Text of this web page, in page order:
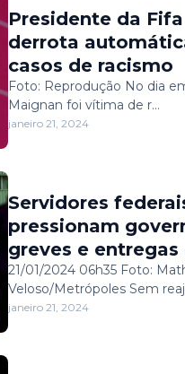
Presidente da
derrota
casos de racismo
Foto: Reprodução No dia
Maignan foi vítima de r…
janeiro 21, 2024
Servidores
pressionam
greves e entregas
21/01/2024 06h35 Foto:
Veloso/Metrópoles Sem
janeiro 21, 2024